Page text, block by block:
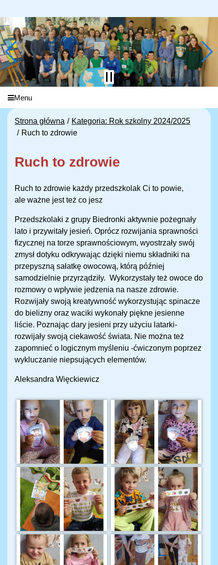
Menu
Strona główna
Kategoria: Rok szkolny 2024/2025
Ruch to zdrowie
Ruch to zdrowie
Ruch to zdrowie każdy przedszkolak Ci to powie,
ale ważne jest też co jesz
Przedszkolaki z grupy Biedronki aktywnie pożegnały
lato i przywitały jesień. Oprócz rozwijania sprawności
fizycznej na torze sprawnościowym, wyostrzały swój
zmysł dotyku odkrywając dzięki niemu składniki na
przepyszną sałatkę owocową, którą później
samodzielnie przyrządziły. Wykorzystały też owoce do
rozmowy o wpływie jedzenia na nasze zdrowie.
Rozwijały swoją kreatywność wykorzystując spinacze
do bielizny oraz waciki wykonały piękne jesienne
liście. Poznając dary jesieni przy użyciu latarki-
rozwijały swoją ciekawość świata. Nie można też
zapomnieć o logicznym myśleniu -ćwiczonym poprzez
wykluczanie niepsujących elementów.
Aleksandra Więckiewicz